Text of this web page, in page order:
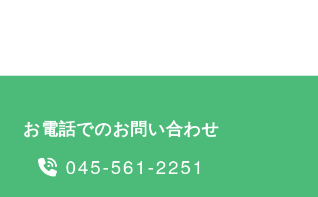
お電話でのお問い合わせ
045-561-2251